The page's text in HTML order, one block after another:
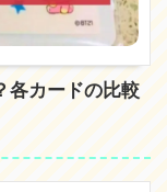
各カードの比較